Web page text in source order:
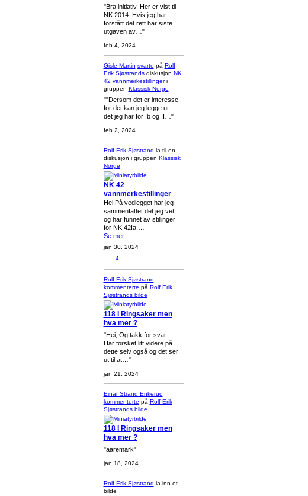
"Bra initiativ. Her er vist til
NK 2014. Hvis jeg har
forstått det rett har siste
utgaven av…"
feb 4, 2024
Gisle Martin svarte på Rolf
Erik Sjøstrands diskusjon NK
42 vannmerkestillingeri
gruppen Klassisk Norge
""Dersom det er interesse
for det kan jeg legge ut
det jeg har for Ib og II…"
feb 2, 2024
Rolf Erik Sjøstrand la til en
diskusjon i gruppen Klassisk
Norge
NK 42
vannmerkestillinger
Hei,På vedlegget har jeg
sammenfattet det jeg vet
og har funnet av stillinger
for NK 42Ia:…
Se mer
jan 30, 2024
4
Rolf Erik Sjøstrand
kommenterte på Rolf Erik
Sjøstrands bilde
118 I Ringsaker men
hva mer ?
"Hei, Og takk for svar.
Har forsket litt videre på
dette selv også og det ser
ut til at…"
jan 21, 2024
Einar Strand Enkerud
kommenterte på Rolf Erik
Sjøstrands bilde
118 I Ringsaker men
hva mer ?
"aaremark"
jan 18, 2024
Rolf Erik Sjøstrand la inn et
bilde